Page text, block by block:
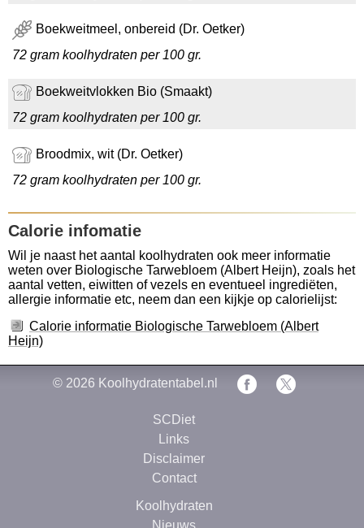
Boekweitmeel, onbereid (Dr. Oetker)
72 gram koolhydraten per 100 gr.
Boekweitvlokken Bio (Smaakt)
72 gram koolhydraten per 100 gr.
Broodmix, wit (Dr. Oetker)
72 gram koolhydraten per 100 gr.
Calorie infomatie
Wil je naast het aantal koolhydraten ook meer informatie
weten over Biologische Tarwebloem (Albert Heijn), zoals het
aantal vetten, eiwitten of vezels en eventueel ingrediëten,
allergie informatie etc, neem dan een kijkje op calorielijst:
Calorie informatie Biologische Tarwebloem (Albert
Heijn)
© 2026 Koolhydratentabel.nl
SCDiet
Links
Disclaimer
Contact
Koolhydraten
Nieuws